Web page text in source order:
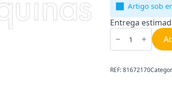
Artigo sob
Entrega
Quantidade
de
Pega
Teka
81672170
REF:81672170